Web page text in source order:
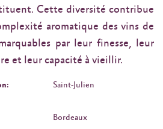
Cette diversité contribue
aromatique des vins de
par leur finesse, leur
et leur capacité à vieillir.
Saint-Julien
Bordeaux